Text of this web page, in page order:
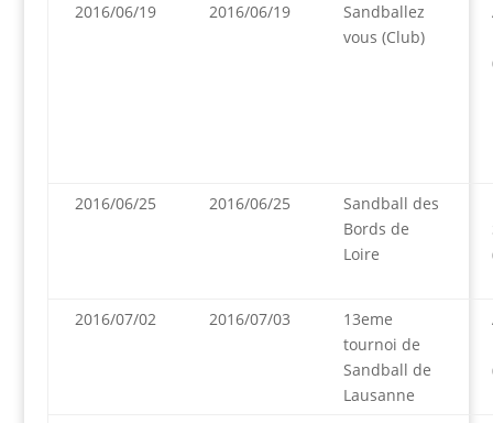
2016/06/19
2016/06/19
Sandballez
vous (Club)
2016/06/25 2016/06/25
Sandball des
Bords de
Loire
2016/07/02
2016/07/03
13eme
tournoi de
Sandball de
Lausanne